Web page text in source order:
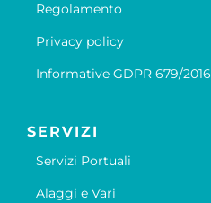
Regolamento
Privacy policy
Informative GDPR 679/2016
SERVIZI
Servizi Portuali
Alaggi e Vari